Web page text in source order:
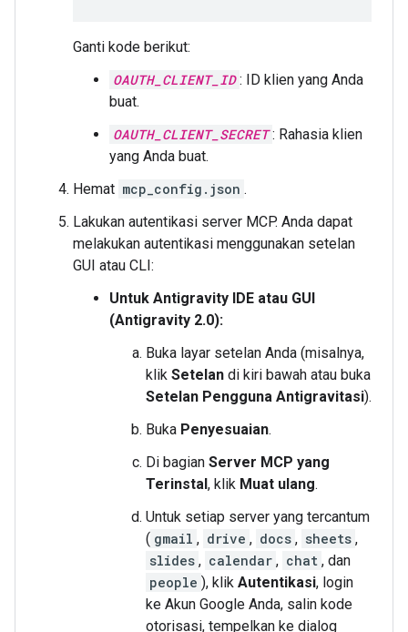
Ganti kode berikut:
OAUTH_CLIENT_ID : ID klien yang Anda
buat.
OAUTH_CLIENT_SECRET : Rahasia klien
yang Anda buat.
Hemat mcp_config.json .
Lakukan autentikasi server MCP. Anda dapat
melakukan autentikasi menggunakan setelan
GUI atau CLI:
Untuk Antigravity IDE atau GUI
(Antigravity 2.0):
Buka layar setelan Anda (misalnya,
klik Setelan di kiri bawah atau buka
Setelan Pengguna Antigravitasi).
Buka Penyesuaian.
Di bagian Server MCP yang
Terinstal, klik Muat ulang.
Untuk setiap server yang tercantum
( gmail , drive , docs , sheets ,
slides , calendar , chat , dan
people ), klik Autentikasi, login
ke Akun Google Anda, salin kode
otorisasi, tempelkan ke dialog